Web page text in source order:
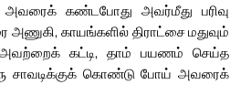
அவரைக் கண்டபோது அவர்மீது பரிவு
காயங்களில் திராட்சை மதுவும்
கட்டி, தாம் பயணம் செய்த
சாவடிக்குக் கொண்டு போய் அவரைக்